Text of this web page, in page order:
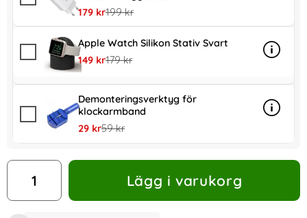
rea pris
179 krtidigare pris
199 kr
Apple Watch Silikon Stativ Svart
rea pris
149 krtidigare pris
179 kr Info
mer
Demonteringsverktyg för
klockarmband
rea pris
29 krtidigare pris
59 kr
Info
mer
antal
Lägg i varukorg